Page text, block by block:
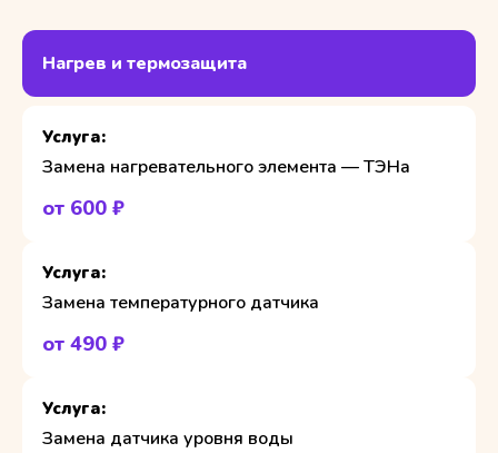
Нагрев и термозащита
Замена нагревательного элемента — ТЭНа
от 600 ₽
Замена температурного датчика
от 490 ₽
Замена датчика уровня воды